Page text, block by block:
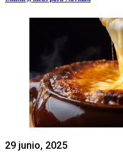
29 junio, 2025